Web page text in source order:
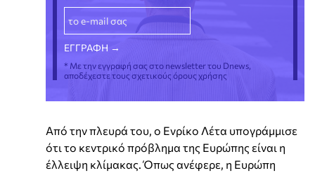
* Με την εγγραφή σας στο newsletter του Dnews,
αποδέχεστε τους σχετικούς όρους χρήσης
Από την πλευρά του, ο Ενρίκο Λέτα υπογράμμισε
ότι το κεντρικό πρόβλημα της Ευρώπης είναι η
έλλειψη κλίμακας. Όπως ανέφερε, η Ευρώπη